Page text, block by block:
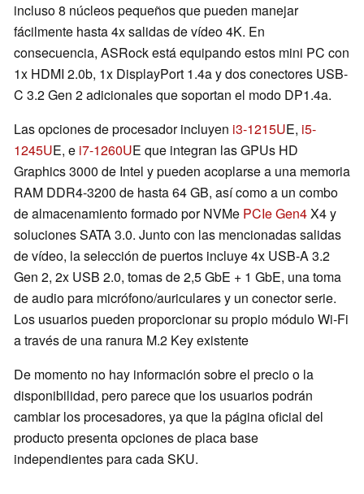
incluso 8 núcleos pequeños que pueden manejar
fácilmente hasta 4x salidas de vídeo 4K. En
consecuencia, ASRock está equipando estos mini PC con
1x HDMI 2.0b, 1x DisplayPort 1.4a y dos conectores USB-
C 3.2 Gen 2 adicionales que soportan el modo DP1.4a.
Las opciones de procesador incluyen i3-1215UE, i5-
1245UE, e i7-1260UE que integran las GPUs HD
Graphics 3000 de Intel y pueden acoplarse a una memoria
RAM DDR4-3200 de hasta 64 GB, así como a un combo
de almacenamiento formado por NVMe PCIe Gen4X4 y
soluciones SATA 3.0. Junto con las mencionadas salidas
de vídeo, la selección de puertos incluye 4x USB-A 3.2
Gen 2, 2x USB 2.0, tomas de 2,5 GbE + 1 GbE, una toma
de audio para micrófono/auriculares y un conector serie.
Los usuarios pueden proporcionar su propio módulo Wi-Fi
a través de una ranura M.2 Key existente
De momento no hay información sobre el precio o la
disponibilidad, pero parece que los usuarios podrán
cambiar los procesadores, ya que la página oficial del
producto presenta opciones de placa base
independientes para cada SKU.